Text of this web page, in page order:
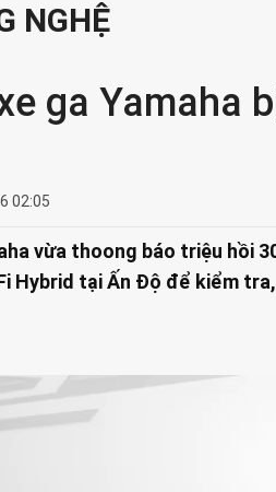
NGHỆ
ga Yamaha
02:05
vừa thoong báo triệu hồi
Hybrid tại Ấn Độ để kiểm